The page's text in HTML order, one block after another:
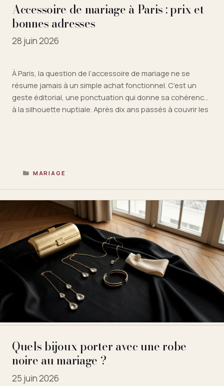
Accessoire de mariage à Paris : prix et
bonnes adresses
28 juin 2026
À Paris, la question de l’accessoire de mariage ne se
résume jamais à un simple achat fonctionnel. C’est un
geste éditorial, une ponctuation qui donne sa cohérence
à la silhouette nuptiale. Après dix ans passés à couvrir les
CATÉGORIES
MARIAGE
Quels bijoux porter avec une robe
noire au mariage ?
25 juin 2026